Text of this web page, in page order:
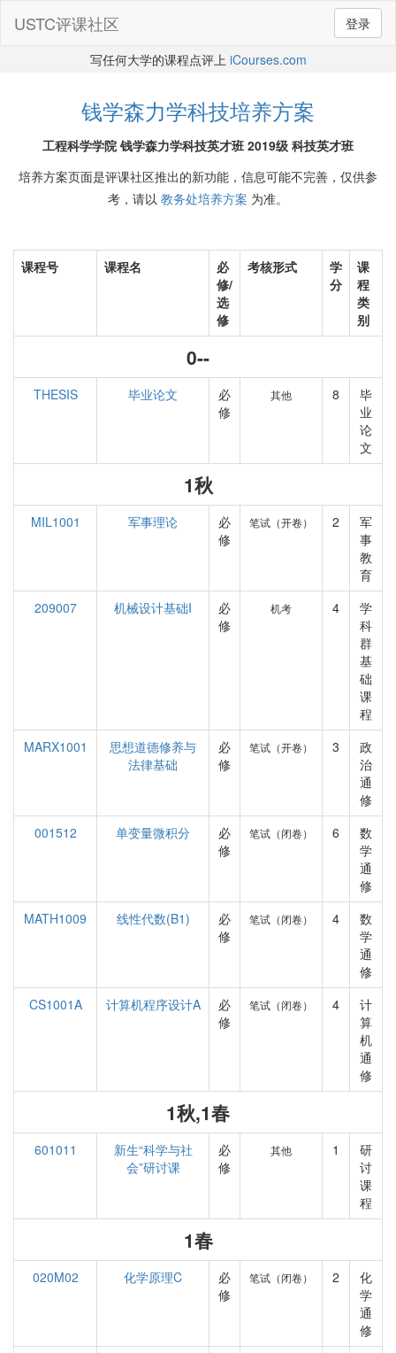
登录
USTC评课社区
写任何大学的课程点评上 iCourses.com
钱学森力学科技培养方案
工程科学学院 钱学森力学科技英才班 2019级 科技英才班
培养方案页面是评课社区推出的新功能，信息可能不完善，仅供参
考，请以 教务处培养方案 为准。
课程号 课程名
必
修/
选
修
考核形式
学
分
课
程
类
别
0--
THESIS 毕业论文
必
修
其他 8
毕
业
论
文
1秋
MIL1001 军事理论
必
修
笔试（开卷） 2
军
事
教
育
209007
机械设计基础I
必
修
机考 4
学
科
群
基
础
课
程
MARX1001
思想道德修养与
法律基础
必
修
笔试（开卷） 3
政
治
通
修
001512
单变量微积分
必
修
笔试（闭卷） 6
数
学
通
修
MATH1009
线性代数(B1)
必
修
笔试（闭卷） 4
数
学
通
修
CS1001A
计算机程序设计A
必
修
笔试（闭卷） 4
计
算
机
通
修
1秋,1春
601011
新生“科学与社
会”研讨课
必
修
其他 1
研
讨
课
程
1春
020M02 化学原理C
必
修
笔试（闭卷） 2
化
学
通
修